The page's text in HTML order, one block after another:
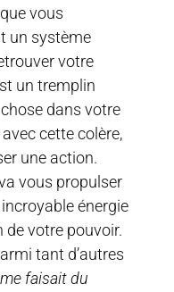
vous
un système
votre
un tremplin
dans votre
cette colère,
une action.
vous propulser
énergie
de votre pouvoir.
tant d’autres
faisait du